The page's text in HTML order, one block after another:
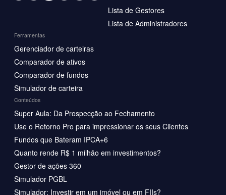
Lista de Gestores
Lista de Administradores
Ferramentas
Gerenciador de carteiras
Comparador de ativos
Comparador de fundos
Simulador de carteira
Conteúdos
Super Aula: Da Prospecção ao Fechamento
Use o Retorno Pro para impressionar os seus Clientes
Fundos que Bateram IPCA+6
Quanto rende R$ 1 milhão em investimentos?
Gestor de ações 360
Simulador PGBL
Simulador: Investir em um imóvel ou em FIIs?